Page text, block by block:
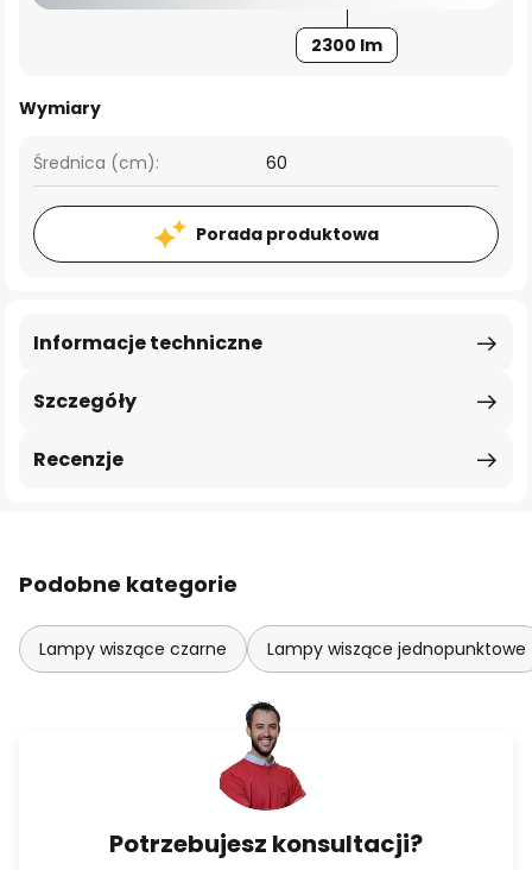
2300 lm
Wymiary
Średnica (cm): 60
Porada produktowa
Szczegóły
Informacje techniczne
Recenzje
Podobne kategorie
Lampy wiszące czarne Lampy wiszące jednopunktowe
Potrzebujesz konsultacji?